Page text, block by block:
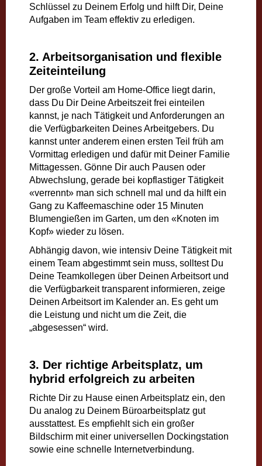
Schlüssel zu Deinem Erfolg und hilft Dir, Deine
Aufgaben im Team effektiv zu erledigen.
2. Arbeitsorganisation und flexible
Zeiteinteilung
Der große Vorteil am Home-Office liegt darin,
dass Du Dir Deine Arbeitszeit frei einteilen
kannst, je nach Tätigkeit und Anforderungen an
die Verfügbarkeiten Deines Arbeitgebers. Du
kannst unter anderem einen ersten Teil früh am
Vormittag erledigen und dafür mit Deiner Familie
Mittagessen. Gönne Dir auch Pausen oder
Abwechslung, gerade bei kopflastiger Tätigkeit
«verrennt» man sich schnell mal und da hilft ein
Gang zu Kaffeemaschine oder 15 Minuten
Blumengießen im Garten, um den «Knoten im
Kopf» wieder zu lösen.
Abhängig davon, wie intensiv Deine Tätigkeit mit
einem Team abgestimmt sein muss, solltest Du
Deine Teamkollegen über Deinen Arbeitsort und
die Verfügbarkeit transparent informieren, zeige
Deinen Arbeitsort im Kalender an. Es geht um
die Leistung und nicht um die Zeit, die
„abgesessen“ wird.
3. Der richtige Arbeitsplatz, um
hybrid erfolgreich zu arbeiten
Richte Dir zu Hause einen Arbeitsplatz ein, den
Du analog zu Deinem Büroarbeitsplatz gut
ausstattest. Es empfiehlt sich ein großer
Bildschirm mit einer universellen Dockingstation
sowie eine schnelle Internetverbindung.